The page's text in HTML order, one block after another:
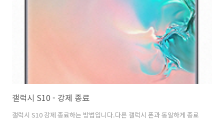
갤럭시 S10 - 강제 종료
갤럭시 S10 강제 종료하는 방법입니다.다른 갤럭시 폰과 동일하게 종료